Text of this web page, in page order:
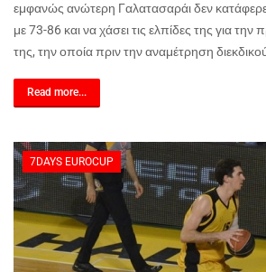
εμφανώς ανώτερη Γαλατασαράι δεν
με 73-86 και να χάσει τις ελπίδες της για
της, την οποία πριν την αναμέτρηση
Read more...
7DAYS EUROCUP